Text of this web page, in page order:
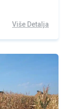
Više Detalja